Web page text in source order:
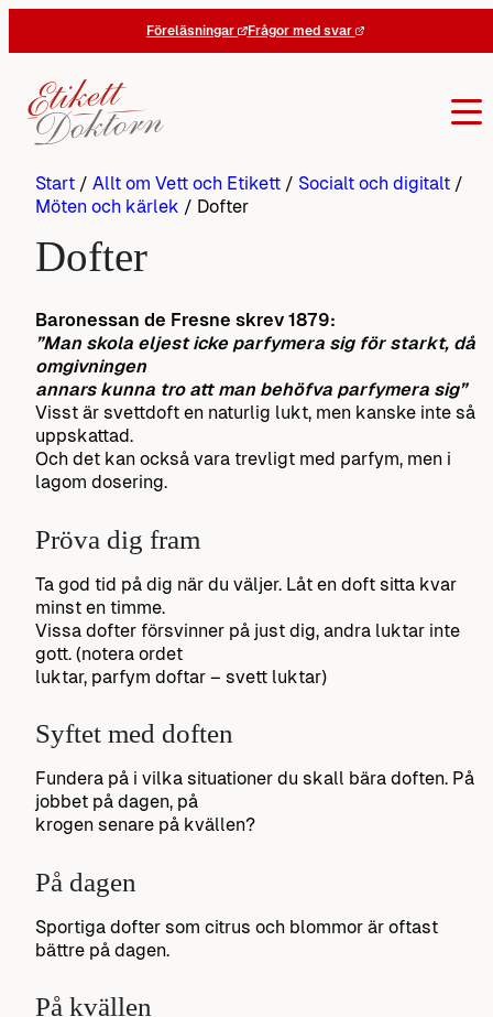
Föreläsningar Frågor med svar
Start / Allt om Vett och Etikett / Socialt och digitalt /
Möten och kärlek / Dofter
Dofter
Baronessan de Fresne skrev 1879:
”Man skola eljest icke parfymera sig för starkt, då
omgivningen
annars kunna tro att man behöfva parfymera sig”
Visst är svettdoft en naturlig lukt, men kanske inte så
uppskattad.
Och det kan också vara trevligt med parfym, men i
lagom dosering.
Pröva dig fram
Ta god tid på dig när du väljer. Låt en doft sitta kvar
minst en timme.
Vissa dofter försvinner på just dig, andra luktar inte
gott. (notera ordet
luktar, parfym doftar – svett luktar)
Syftet med doften
Fundera på i vilka situationer du skall bära doften. På
jobbet på dagen, på
krogen senare på kvällen?
På dagen
Sportiga dofter som citrus och blommor är oftast
bättre på dagen.
På kvällen